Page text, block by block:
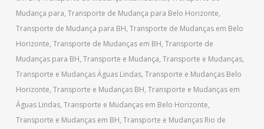
Mudança para, Transporte de Mudança para Belo Horizonte,
Transporte de Mudança para BH, Transporte de Mudanças em Belo
Horizonte, Transporte de Mudanças em BH, Transporte de
Mudanças para BH, Transporte e Mudança, Transporte e Mudanças,
Transporte e Mudanças Águas Lindas, Transporte e Mudanças Belo
Horizonte, Transporte e Mudanças BH, Transporte e Mudanças em
Águas Lindas, Transporte e Mudanças em Belo Horizonte,
Transporte e Mudanças em BH, Transporte e Mudanças Rio de